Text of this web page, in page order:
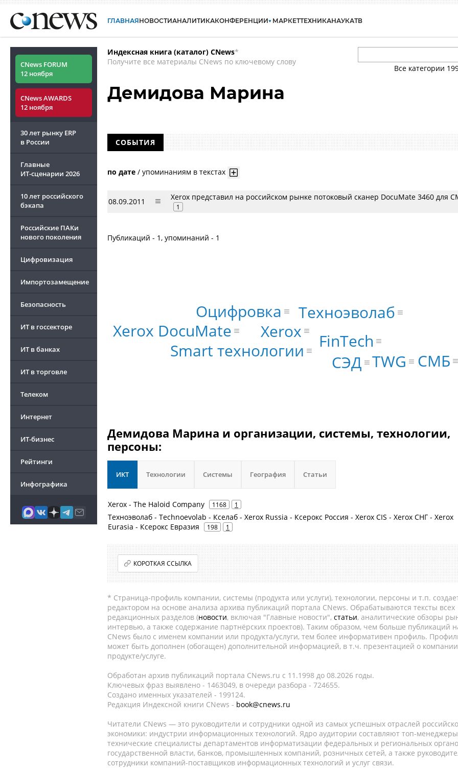
ГЛАВНАЯНОВОСТИАНАЛИТИКАКОНФЕРЕНЦИИ МАРКЕТТЕХНИКАНАУКАТВ
CNews FORUM
12 ноября
CNews AWARDS
12 ноября
30 лет рынку ERP
в России
Главные
ИТ-сценарии 2026
10 лет российского
бэкапа
Российские ПАКи
нового поколения
Цифровизация
Импортозамещение
Безопасность
ИТ в госсекторе
ИТ в банках
ИТ в торговле
Телеком
Интернет
ИТ-бизнес
Рейтинги
Инфографика
Индексная книга (каталог) CNews*
Получите все материалы CNews по ключевому слову
Все категории
Демидова Марина
СОБЫТИЯ
по дате / упоминаниям в текстах
08.09.2011 Xerox представил на российском рынке потоковый сканер DocuMate 3460 для
1
Публикаций - 1, упоминаний - 1
Xerox
Техноэволаб
FinTech
Smart технологии
Оцифровка
СЭД TWG
Xerox DocuMate
СМБ
Демидова Марина и организации, системы, технологии,
персоны:
ИКТ Технологии Системы География Статьи
Xerox - The Haloid Company 1168 1
Техноэволаб - Technoevolab - Кселаб - Xerox Russia - Ксерокс Россия - Xerox CIS - Xerox СНГ - Xerox
Eurasia - Ксерокс Евразия
198 1
КОРОТКАЯ ССЫЛКА
* Страница-профиль компании, системы (продукта или услуги), технологии, персоны и т.п.
редактором на основе анализа архива публикаций портала CNews. Обрабатываются тексты всех
редакционных разделов (новости, включая "Главные новости", статьи, аналитические обзоры
интервью, а также содержание партнёрских проектов). Таким образом, чем больше публикаций
CNews было с именем компании или продукта/услуги, тем более информативен профиль.
может быть дополнен (обогащен) дополнительной информацией, в т.ч. презентацией о
продукте/услуге.
Обработан архив публикаций портала CNews.ru c 11.1998 до 08.2026 годы.
Ключевых фраз выявлено - 1463049, в очереди разбора - 724655.
Создано именных указателей - 199124.
Редакция Индексной книги CNews - book@cnews.ru
Читатели CNews — это руководители и сотрудники одной из самых успешных отраслей
экономики: индустрии информационных технологий. Ядро аудитории составляют топ-
технические специалисты департаментов информатизации федеральных и региональных
государственной власти, банков, промышленных компаний, розничных сетей, а также
сотрудники компаний-поставщиков информационных технологий и услуг связи.